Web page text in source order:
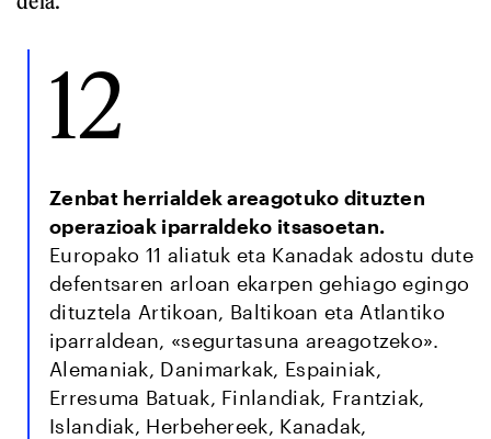
12
Zenbat herrialdek areagotuko dituzten
operazioak iparraldeko itsasoetan.
Europako 11 aliatuk eta Kanadak adostu dute
defentsaren arloan ekarpen gehiago egingo
dituztela Artikoan, Baltikoan eta Atlantiko
iparraldean, «segurtasuna areagotzeko».
Alemaniak, Danimarkak, Espainiak,
Erresuma Batuak, Finlandiak, Frantziak,
Islandiak, Herbehereek, Kanadak,